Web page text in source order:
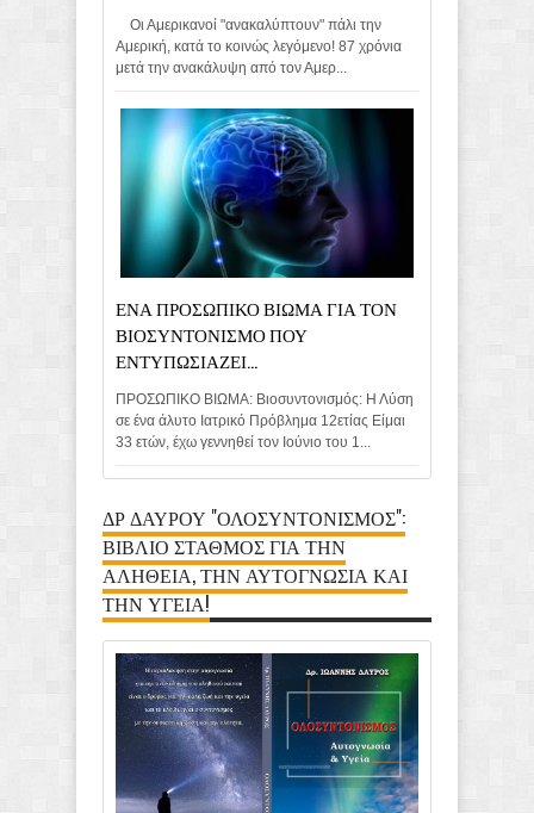
Οι Αμερικανοί "ανακαλύπτουν" πάλι την
Αμερική, κατά το κοινώς λεγόμενο! 87 χρόνια
μετά την ανακάλυψη από τον Αμερ...
ΕΝΑ ΠΡΟΣΩΠΙΚΟ ΒΙΩΜΑ ΓΙΑ ΤΟΝ
ΒΙΟΣΥΝΤΟΝΙΣΜΟ ΠΟΥ
ΕΝΤΥΠΩΣΙΑΖΕΙ...
ΠΡΟΣΩΠΙΚΟ ΒΙΩΜΑ: Βιοσυντονισμός: Η Λύση
σε ένα άλυτο Ιατρικό Πρόβλημα 12ετίας Είμαι
33 ετών, έχω γεννηθεί τον Ιούνιο του 1...
ΔΡ ΔΑΥΡΟΥ "ΟΛΟΣΥΝΤΟΝΙΣΜΟΣ":
ΒΙΒΛΙΟ ΣΤΑΘΜΟΣ ΓΙΑ ΤΗΝ
ΑΛΗΘΕΙΑ, ΤΗΝ ΑΥΤΟΓΝΩΣΙΑ ΚΑΙ
ΤΗΝ ΥΓΕΙΑ!